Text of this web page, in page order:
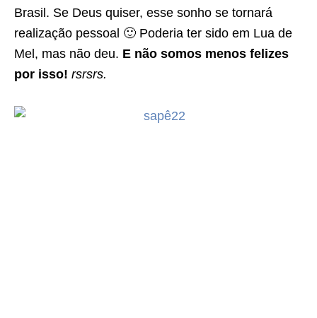
Brasil. Se Deus quiser, esse sonho se tornará
realização pessoal 🙂 Poderia ter sido em Lua de
Mel, mas não deu. E não somos menos felizes
por isso! rsrsrs.